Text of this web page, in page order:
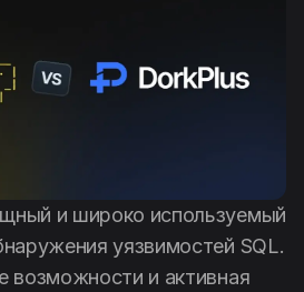
и широко используемый
уязвимостей SQL.
возможности и активная